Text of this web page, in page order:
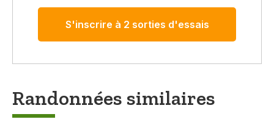
S'inscrire à 2 sorties d'essais
Randonnées similaires